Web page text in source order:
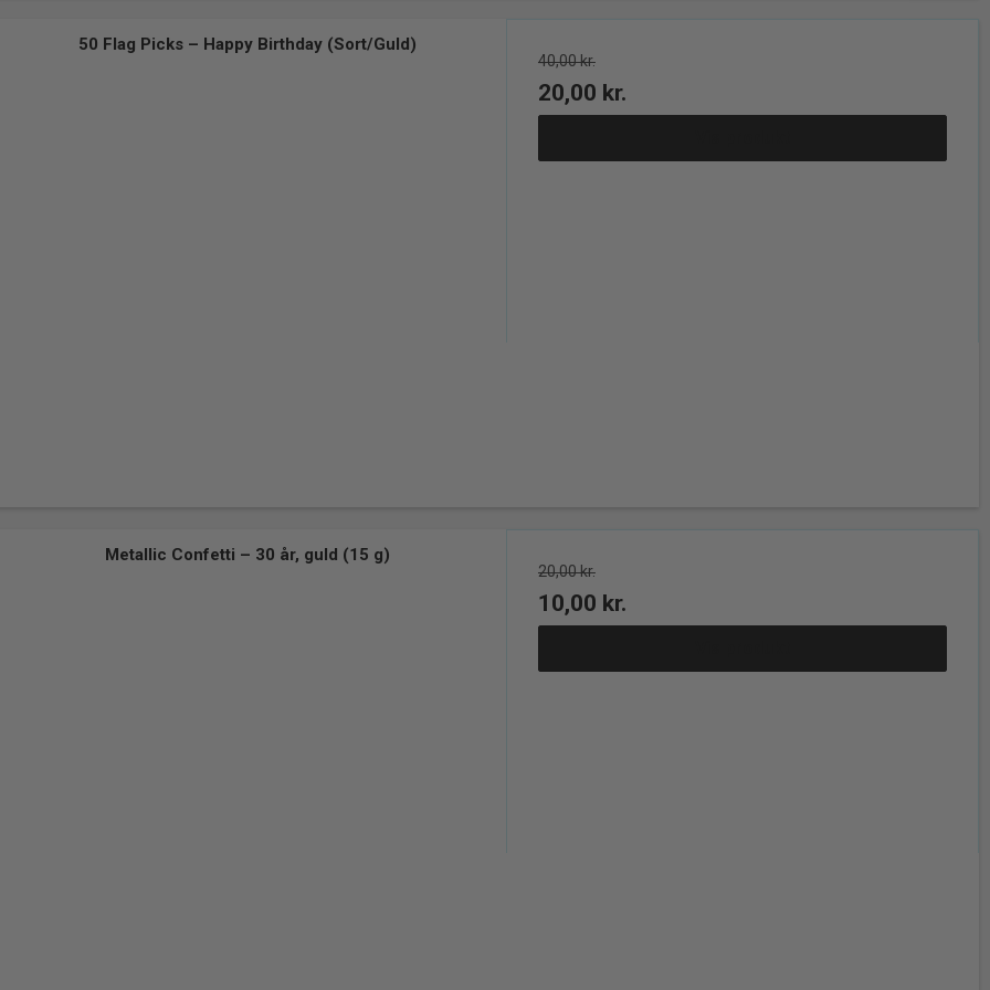
50 Flag Picks – Happy Birthday (Sort/Guld)
40,00 kr.
20,00 kr.
Metallic Confetti – 30 år, guld (15 g)
20,00 kr.
10,00 kr.